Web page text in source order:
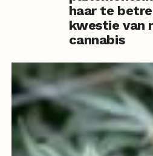
haar te
kwestie van
cannabis